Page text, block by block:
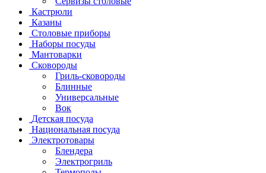
Кастрюли
Казаны
Столовые приборы
Наборы посуды
Мантоварки
Сковороды
Гриль-сковороды
Блинные
Универсальные
Вок
Детская посуда
Национальная посуда
Электротовары
Блендера
Электрогриль